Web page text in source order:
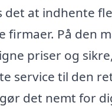
det at indhente
firmaer. På den
priser og
service til den
det nemt for